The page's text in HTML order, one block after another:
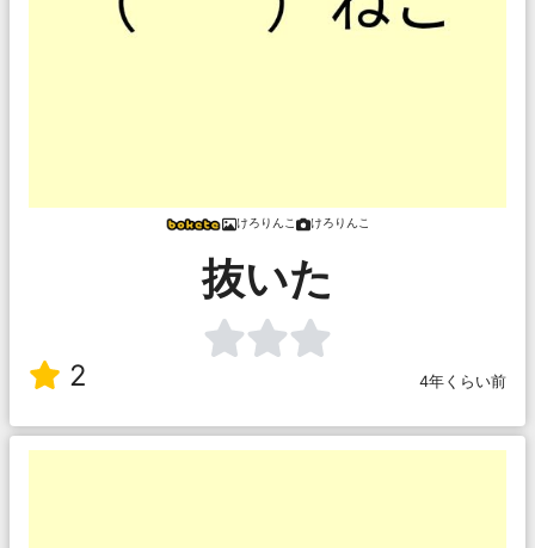
けろりんこ けろりんこ
抜いた
2 4年くらい前